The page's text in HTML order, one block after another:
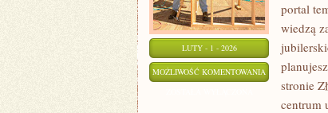
LUTY - 1 - 2026
MOŻLIWOŚĆ KOMENTOWANIA KAMIENIE
SZLACHETNE
portal
wiedzą
stronie
centrum